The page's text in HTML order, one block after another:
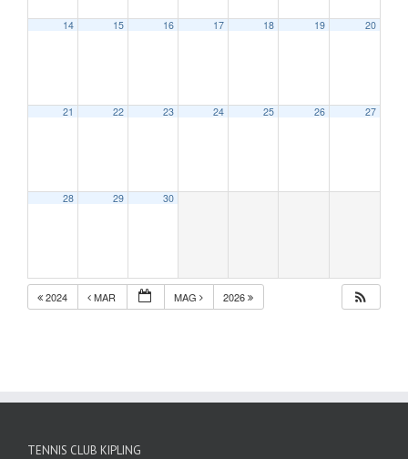
14 15 16 17 18 19 20
21 22 23 24 25 26 27
28 29 30
2024 MAR MAG 2026
TENNIS CLUB KIPLING